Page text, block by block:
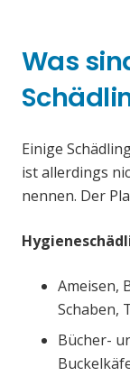
Was
Einige
ist allerdings
nennen. Der
Ameisen,
Schaben,
Bücher-